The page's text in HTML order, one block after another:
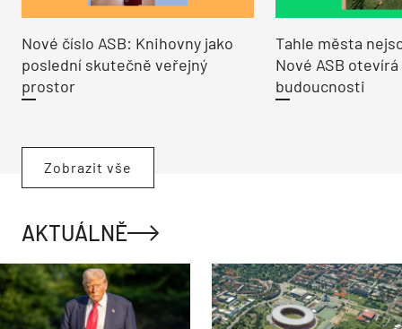
Nové číslo ASB: Knihovny jako
poslední skutečně veřejný
prostor
Tahle města
Nové ASB
budoucnosti
Zobrazit vše
AKTUÁLNĚ